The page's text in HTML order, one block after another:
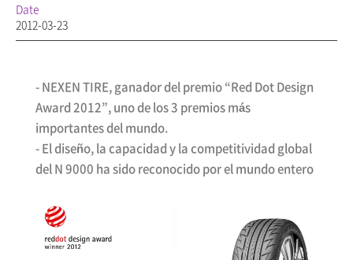
Date
2012-03-23
- NEXEN TIRE, ganador del premio “Red Dot Design
Award 2012”, uno de los 3 premios más
importantes del mundo.
- El diseño, la capacidad y la competitividad global
del N 9000 ha sido reconocido por el mundo entero